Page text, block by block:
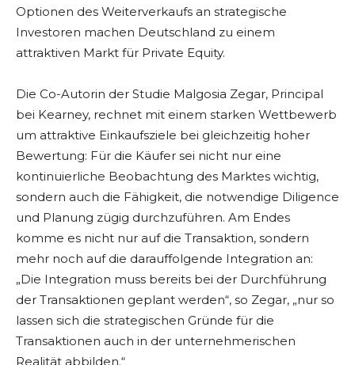
Optionen des Weiterverkaufs an strategische
Investoren machen Deutschland zu einem
attraktiven Markt für Private Equity.
Die Co-Autorin der Studie Malgosia Zegar, Principal
bei Kearney, rechnet mit einem starken Wettbewerb
um attraktive Einkaufsziele bei gleichzeitig hoher
Bewertung: Für die Käufer sei nicht nur eine
kontinuierliche Beobachtung des Marktes wichtig,
sondern auch die Fähigkeit, die notwendige Diligence
und Planung zügig durchzuführen. Am Endes
komme es nicht nur auf die Transaktion, sondern
mehr noch auf die darauffolgende Integration an:
„Die Integration muss bereits bei der Durchführung
der Transaktionen geplant werden“, so Zegar, „nur so
lassen sich die strategischen Gründe für die
Transaktionen auch in der unternehmerischen
Realität abbilden.“